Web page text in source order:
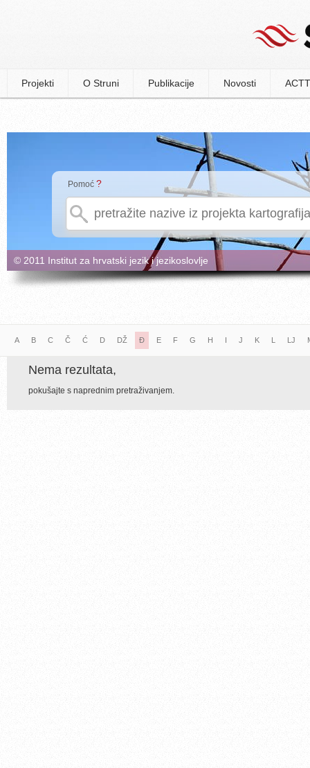
Projekti O Struni Publikacije Novosti
Pomoć ?
© 2011 Institut za hrvatski jezik i jezikoslovlje
A B C Č Ć D DŽ Đ E F G H I J K L LJ
Nema rezultata,
pokušajte s naprednim pretraživanjem.